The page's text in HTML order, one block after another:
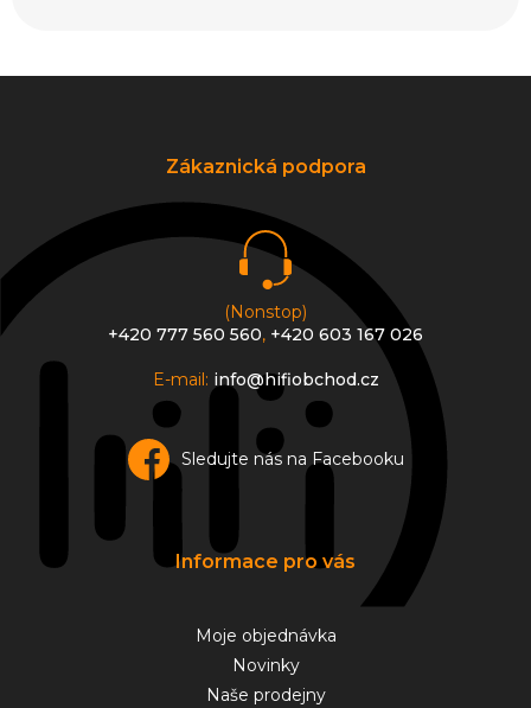
Zákaznická podpora
(Nonstop)
+420 777 560 560, +420 603 167 026
E-mail: info@hifiobchod.cz
Sledujte nás na Facebooku
Informace pro vás
Moje objednávka
Novinky
Naše prodejny